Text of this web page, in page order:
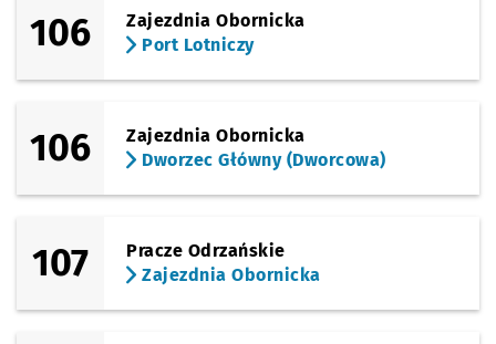
106
Zajezdnia Obornicka
Port Lotniczy
106
Zajezdnia Obornicka
Dworzec Główny (Dworcowa)
107
Pracze Odrzańskie
Zajezdnia Obornicka